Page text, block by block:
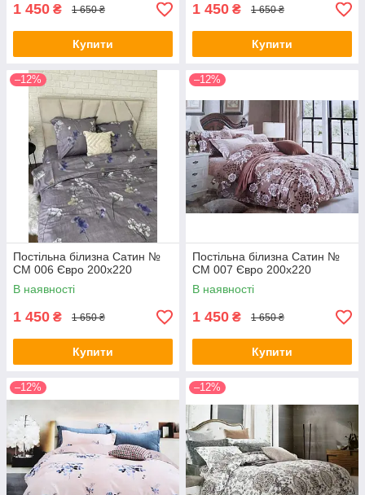
1 450 ₴ 1 650 ₴
Купити
1 450 ₴ 1 650 ₴
Купити
–12%
Постільна білизна Сатин №
СМ 006 Євро 200х220
В наявності
1 450 ₴ 1 650 ₴
Купити
–12%
Постільна білизна Сатин №
СМ 007 Євро 200х220
В наявності
1 450 ₴ 1 650 ₴
Купити
–12% –12%